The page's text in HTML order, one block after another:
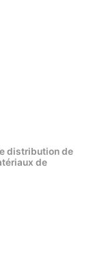
distribution de
de